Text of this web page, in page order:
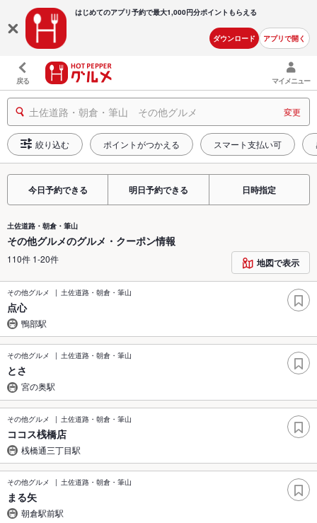
はじめてのアプリ予約で最大1,000円分ポイントもらえる
ダウンロード アプリで開く
戻る マイメニュー
土佐道路・朝倉・筆山 その他グルメ 変更
絞り込む ポイントがつかえる スマート支払い可
今日予約できる 明日予約できる 日時指定
土佐道路・朝倉・筆山
その他グルメのグルメ・クーポン情報
110件 1-20件 地図で表示
その他グルメ 土佐道路・朝倉・筆山
点心
鴨部駅
その他グルメ 土佐道路・朝倉・筆山
とさ
宮の奥駅
その他グルメ 土佐道路・朝倉・筆山
ココス桟橋店
桟橋通三丁目駅
その他グルメ 土佐道路・朝倉・筆山
まる矢
朝倉駅前駅